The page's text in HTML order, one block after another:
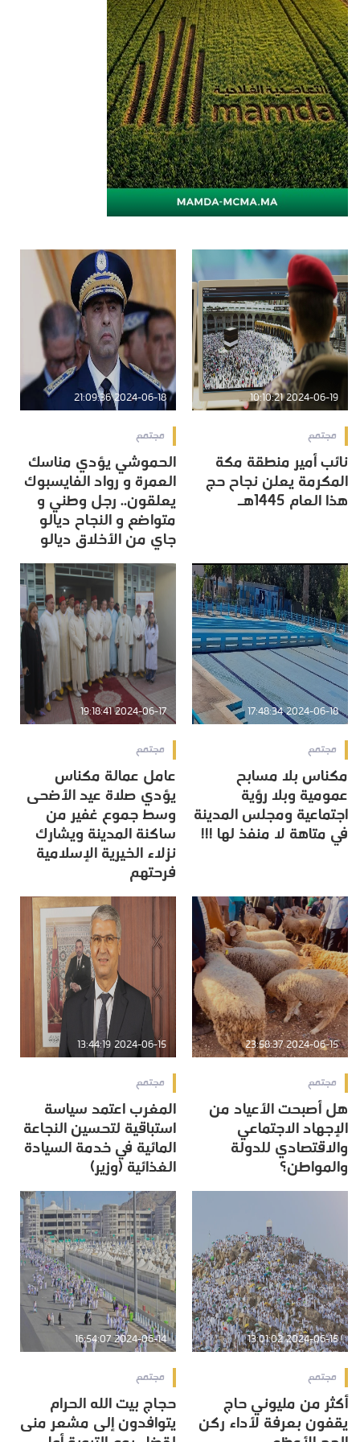
2024-06-19 10:10:21
مجتمع
نائب أمير منطقة مكة
المكرمة يعلن نجاح حج
هذا العام 1445هـ
2024-06-18 21:09:36
مجتمع
الحموشي يؤدي مناسك
العمرة و رواد الفايسبوك
يعلقون.. رجل وطني و
متواضع و النجاح ديالو
جاي من الأخلاق ديالو
2024-06-18 17:48:34
مجتمع
مكناس بلا مسابح
عمومية وبلا رؤية
اجتماعية ومجلس المدينة
في متاهة لا منفذ لها !!!
2024-06-17 19:18:41
مجتمع
عامل عمالة مكناس
يؤدي صلاة عيد الأضحى
وسط جموع غفير من
ساكنة المدينة ويشارك
نزلاء الخيرية الإسلامية
فرحتهم
2024-06-15 23:58:37
مجتمع
هل أصبحت الأعياد من
الإجهاد الاجتماعي
والاقتصادي للدولة
والمواطن؟
2024-06-15 13:44:19
مجتمع
المغرب اعتمد سياسة
استباقية لتحسين النجاعة
المائية في خدمة السيادة
الغذائية (وزير)
2024-06-15 13:01:02
مجتمع
أكثر من مليوني حاج
يقفون بعرفة لأداء ركن
2024-06-14 16:54:07
مجتمع
حجاج بيت الله الحرام
يتوافدون إلى مشعر منى